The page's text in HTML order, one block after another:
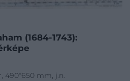
(1684-1743):
490*650 mm, j.n.